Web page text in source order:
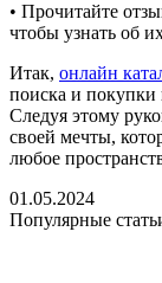
• Прочитайте
чтобы узнать об
Итак, онлайн
поиска и покупки
Следуя этому
своей мечты,
любое
01.05.2024
Популярные